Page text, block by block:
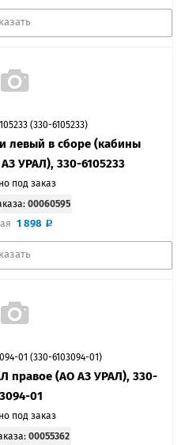
(330-6105233)
левый в сборе (кабины
УРАЛ), 330-6105233
под заказ
00060595
1 898
01 (330-6103094-01)
правое (АО АЗ УРАЛ), 330-
01
под заказ
00055362